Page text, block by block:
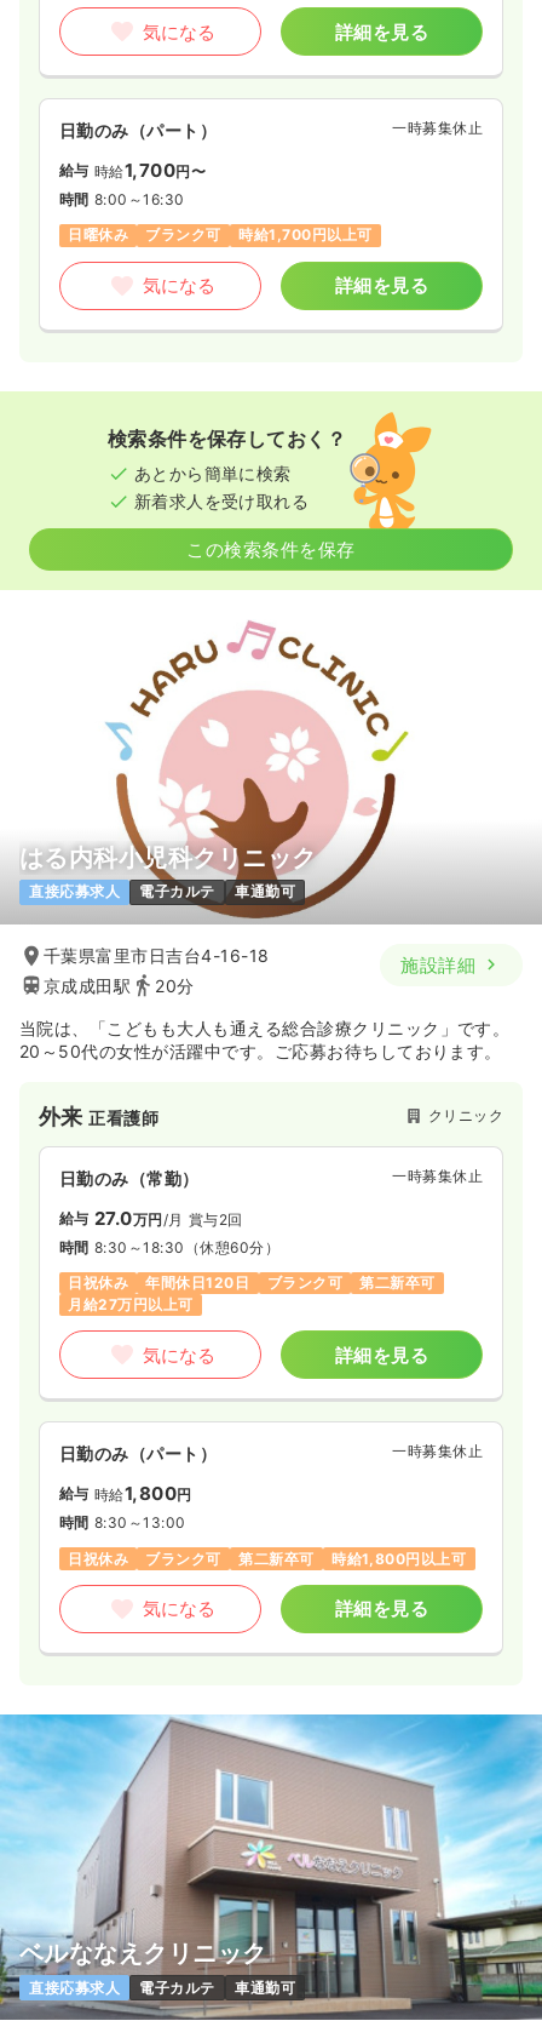
気になる 詳細を見る
日勤のみ（パート） 一時募集休止
給与 時給1,700円〜
時間 8:00～16:30
日曜休み
ブランク可 時給1,700円以上可
気になる 詳細を見る
検索条件を保存しておく？
あとから簡単に検索
新着求人を受け取れる
この検索条件を保存
はる内科小児科クリニック
直接応募求人 電子カルテ 車通勤可
千葉県富里市日吉台4-16-18
京成成田駅
20分
施設詳細
当院は、「こどもも大人も通える総合診療クリニック」です。
20～50代の女性が活躍中です。ご応募お待ちしております。
外来正看護師 クリニック
日勤のみ（常勤） 一時募集休止
給与 27.0万円 /月 賞与2回
時間 8:30～18:30 （休憩60分）
日祝休み
年間休日120日 ブランク可
第二新卒可
月給27万円以上可
気になる 詳細を見る
日勤のみ（パート） 一時募集休止
給与 時給1,800円
時間 8:30～13:00
日祝休み
ブランク可 第二新卒可 時給1,800円以上可
気になる 詳細を見る
ベルななえクリニック
直接応募求人 電子カルテ 車通勤可